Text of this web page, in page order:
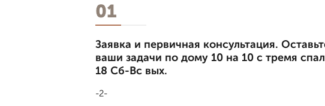
01
Заявка и первичная консультация.
ваши задачи по дому 10 на 10 с тремя
18 Сб-Вс вых.
-2-